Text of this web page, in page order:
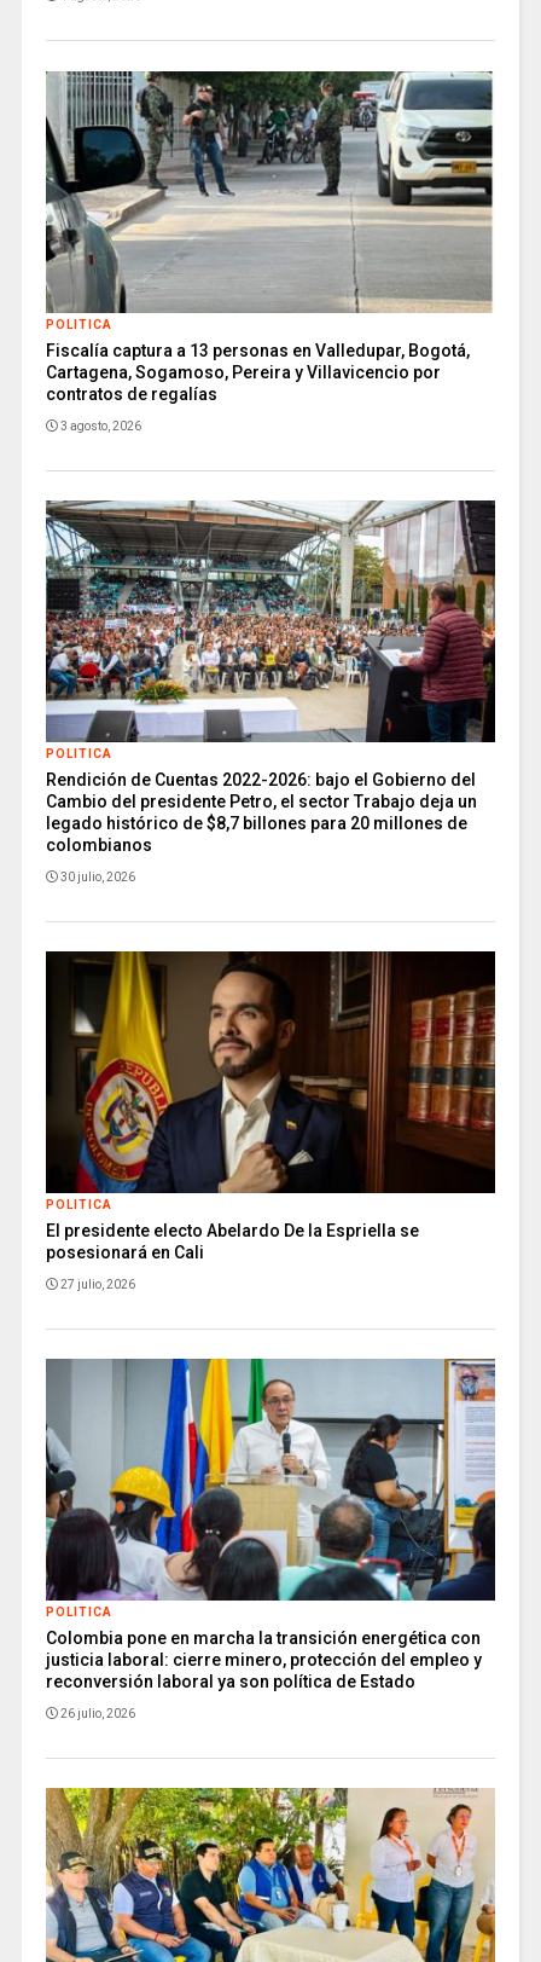
POLITICA
Fiscalía captura a 13 personas en Valledupar, Bogotá,
Cartagena, Sogamoso, Pereira y Villavicencio por
contratos de regalías
3 agosto, 2026
POLITICA
Rendición de Cuentas 2022-2026: bajo el Gobierno del
Cambio del presidente Petro, el sector Trabajo deja un
legado histórico de $8,7 billones para 20 millones de
colombianos
30 julio, 2026
POLITICA
El presidente electo Abelardo De la Espriella se
posesionará en Cali
27 julio, 2026
POLITICA
Colombia pone en marcha la transición energética con
justicia laboral: cierre minero, protección del empleo y
reconversión laboral ya son política de Estado
26 julio, 2026